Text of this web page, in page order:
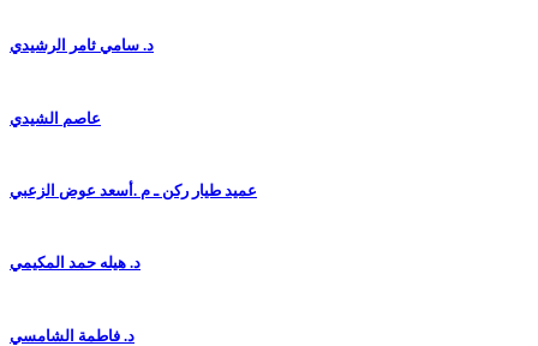
د. سامي ثامر الرشيدي
عاصم الشيدي
عميد طيار ركن ـ م .أسعد عوض الزعبي
د. هيله حمد المكيمي
د. فاطمة الشامسي